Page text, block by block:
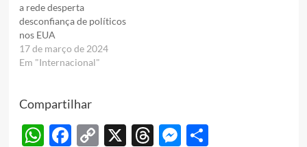
a rede desperta
desconfiança de políticos
nos EUA
17 de março de 2024
Em "Internacional"
Compartilhar
WhatsApp
Facebook
Copy
X Threads
Messenger
Share